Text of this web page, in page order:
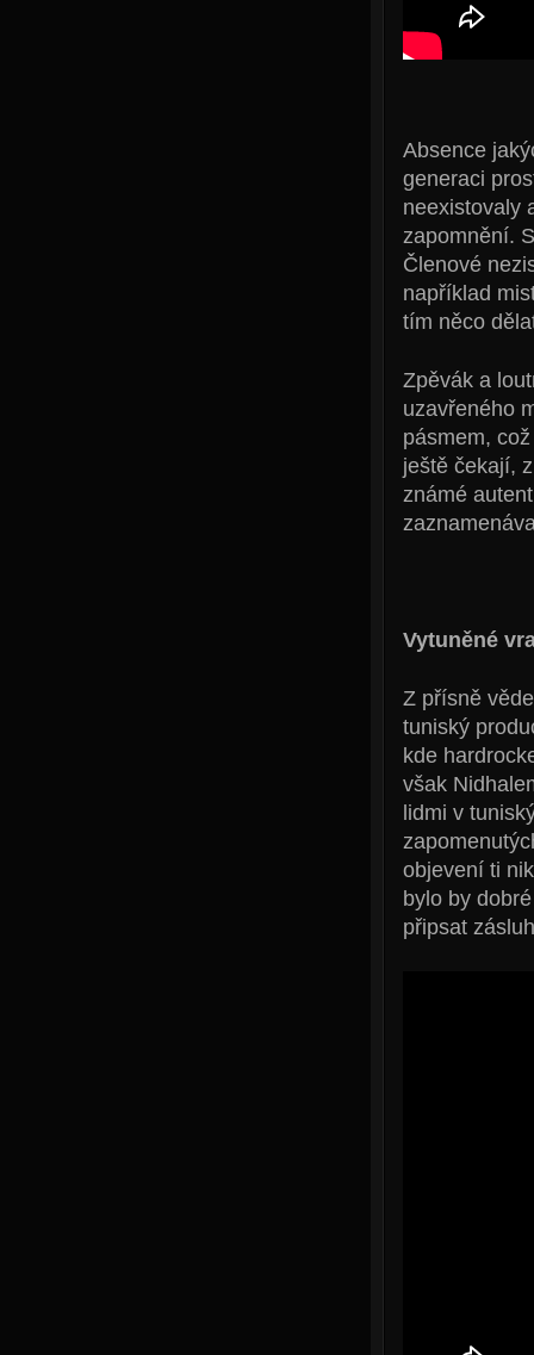
Absence
generaci
neexistovaly
zapomnění.
Členové
například
tím něco
Zpěvák a
uzavřeného
pásmem,
ještě čekají,
známé
Vytuněné
Z přísně
tuniský
kde
však
lidmi v
objevení ti
bylo by
připsat